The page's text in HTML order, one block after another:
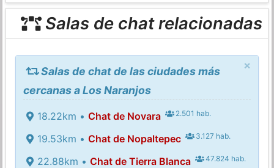
Salas de chat relacionadas
×
Salas de chat de las ciudades más
cercanas a Los Naranjos
18.22km • Chat de Novara 2.501 hab.
19.53km • Chat de Nopaltepec 3.127 hab.
22.88km • Chat de Tierra Blanca 47.824 hab.